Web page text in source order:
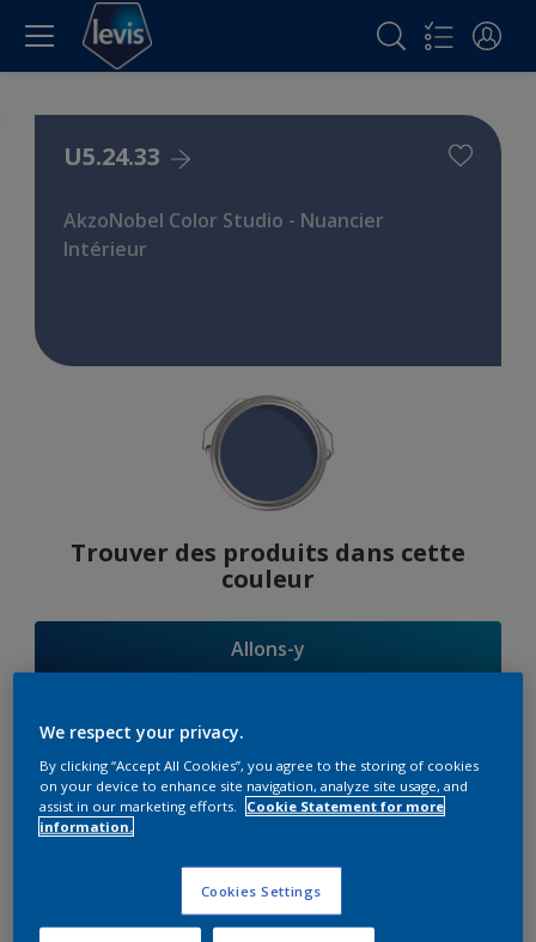
U5.24.33
AkzoNobel Color Studio - Nuancier
Intérieur
Trouver des produits dans cette
couleur
Allons-y
Suggestions
d'Harmonies
Le Blanc Parfait
We respect your privacy.
By clicking “Accept All Cookies”, you agree to the storing of cookies
on your device to enhance site navigation, analyze site usage, and
assist in our marketing efforts.
Cookie Statement for more
information.
Cookies Settings